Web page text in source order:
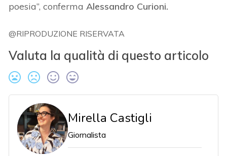
poesia”, confermaAlessandro Curioni.
@RIPRODUZIONE RISERVATA
Valuta la qualità di questo articolo
Mirella Castigli
Giornalista